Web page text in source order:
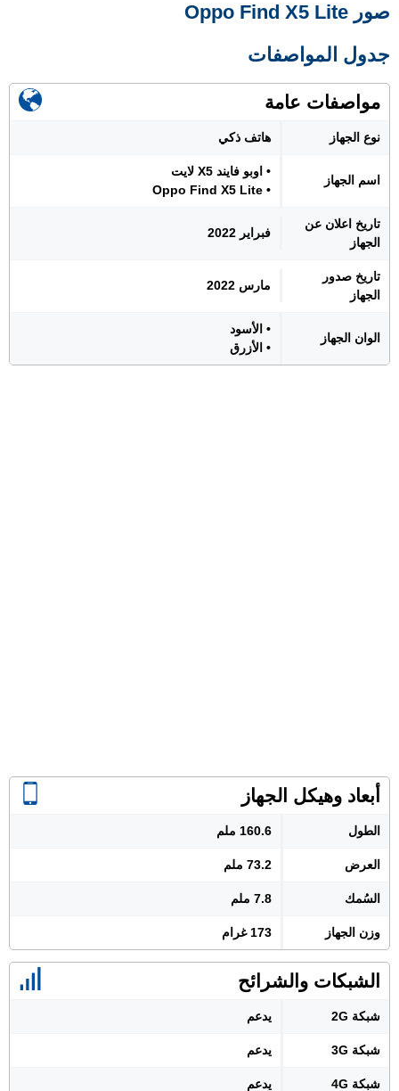
صور Oppo Find X5 Lite
جدول المواصفات
مواصفات عامة
نوع الجهاز هاتف ذكي
اسم الجهاز
• اوبو فايند X5 لايت
• Oppo Find X5 Lite
تاريخ اعلان عن
الجهاز
فبراير 2022
تاريخ صدور
الجهاز
مارس 2022
الوان الجهاز
• الأسود
• الأزرق
أبعاد وهيكل الجهاز
الطول 160.6 ملم
العرض 73.2 ملم
السُمك 7.8 ملم
وزن الجهاز 173 غرام
الشبكات والشرائح
شبكة 2G يدعم
شبكة 3G يدعم
شبكة 4G يدعم